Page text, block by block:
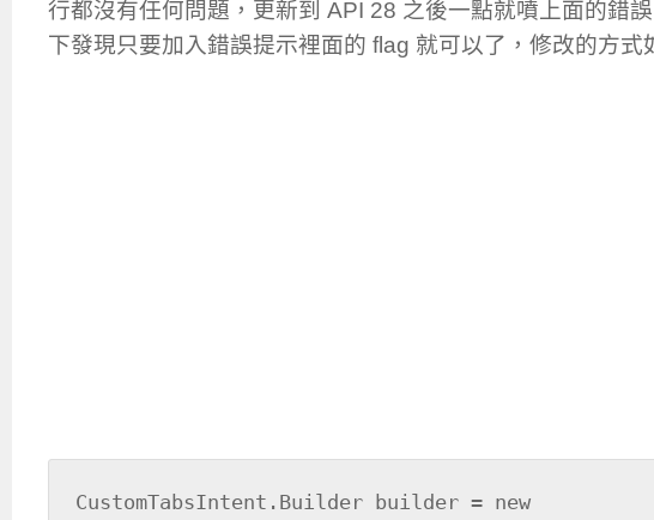
行都沒有任何問題，更新到 API 28 之後一點就噴上面的錯
下發現只要加入錯誤提示裡面的 flag 就可以了，修改的方式
CustomTabsIntent.Builder builder = new